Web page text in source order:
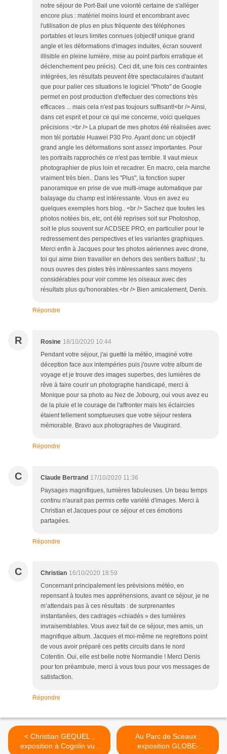
notre séjour de Port-Bail une volonté certaine de s'alléger
encore plus : matériel moins lourd et encombrant avec
l'utilisation de plus en plus fréquente des téléphones
portables et leurs limites connues (objectif unique grand
angle et les déformations d'images induites, écran souvent
illisible en pleine lumière, mise au point parfois erratique et
déclenchement peu précis). Ceci dit, une fois ces contraintes
intégrées, les résultats peuvent être spectaculaires d'autant
que pour palier ces situations le logiciel "Photo" de Google
permet en post production d'effectuer des corrections très
efficaces ... mais cela n'est pas toujours suffisant!<br /> Ainsi,
dans cet esprit et pour ce qui me concerne, voici quelques
précisions :<br /> La plupart de mes photos été réalisées avec
mon tél portable Huawei P30 Pro. Ayant donc un objectif
grand angle les déformations sont assez importantes. Pour
les portraits rapprochés ce n'est pas terrible. Il vaut mieux
photographier de plus loin et recadrer. En macro, cela marche
vraiment très bien.. Dans les "Plus", la fonction super
panoramique en prise de vue multi-image automatique par
balayage du champ est intéressante. Vous en avez eu
quelques exemples hors blog.. <br /> Sachez que toutes les
photos notées bis, etc, ont été reprises soit sur Photoshop,
soit le plus souvent sur ACDSEE PRO, en particulier pour le
redressement des perspectives et les variantes graphiques.
Merci enfin à Jacques pour tes photos aériennes avec drone,
toi qui aime bien travailler en dehors des sentiers battus! ; tu
nous ouvres des pistes très intéressantes sans moyens
considérables pour voir comme les oiseaux avec des
résultats plus qu'honorables.<br /> Bien amicalement, Denis.
Répondre
R Rosine 18/10/2020 10:44
Pendant votre séjour, j'ai guetté la météo, imaginé votre
déception face aux intempéries puis j'ouvre votre album de
voyage et je trouve des images superbes, des lumières de
rêve à faire courir un photographe handicapé, merci à
Monique pour sa photo au Nez de Jobourg, oui vous avez eu
de la pluie et le courage de l'affronter mais les éclaircies
étaient tellement somptueuses que votre séjour restera
mémorable. Bravo aux photographes de Vaugirard.
Répondre
C Claude Bertrand 17/10/2020 11:36
Paysages magnifiques, lumières fabuleuses. Un beau temps
continu n'aurait pas permis cette variété d'images. Merci à
Christian et Jacques pour ce séjour et ces émotions
partagées.
Répondre
C Christian 16/10/2020 18:59
Concernant principalement les prévisions météo, en
repensant à toutes mes appréhensions, avant ce séjour, je ne
m’attendais pas à ces résultats : de surprenantes
instantanées, des cadrages «chiadés » des lumières
invraisemblables. Vous avez fait de ce séjour, mes amis, un
magnifique album. Jacques et moi-même ne regrettons point
de vous avoir préparé ces petits circuits dans le nord
Cotentin. Oui, elle est belle notre Normandie ! Merci Denis
pour ton préambule, merci à vous tous pour vos messages de
satisfaction.
Répondre
< Christian GEQUEL ,
exposition à Cogolin vue
Au Parc de Sceaux :
exposition GLOBE-